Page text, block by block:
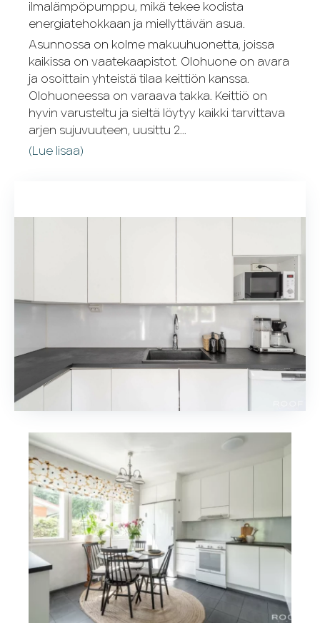
ilmalämpöpumppu, mikä tekee kodista
energiatehokkaan ja miellyttävän asua.
Asunnossa on kolme makuuhuonetta, joissa
kaikissa on vaatekaapistot. Olohuone on avara
ja osoittain yhteistä tilaa keittiön kanssa.
Olohuoneessa on varaava takka. Keittiö on
hyvin varusteltu ja sieltä löytyy kaikki tarvittava
arjen sujuvuuteen, uusittu 2...
(Lue lisaa)